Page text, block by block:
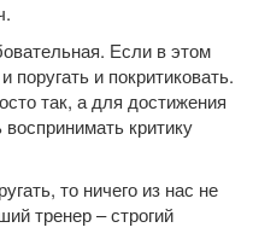
Если в этом
и покритиковать.
так, а для достижения
критику
то ничего из нас не
тренер – строгий